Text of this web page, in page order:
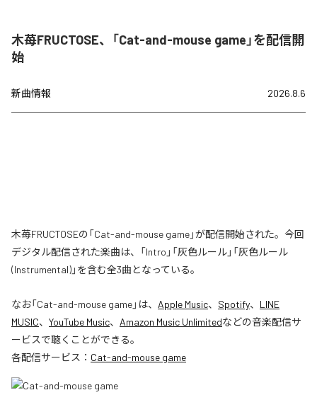
木苺FRUCTOSE、「Cat-and-mouse game」を配信開
始
新曲情報 2026.8.6
木苺FRUCTOSEの「Cat-and-mouse game」が配信開始された。今回
デジタル配信された楽曲は、「Intro」「灰色ルール」「灰色ルール
(Instrumental)」を含む全3曲となっている。
なお「Cat-and-mouse game」は、 Apple Music、 Spotify、 LINE
MUSIC、 YouTube Music、 Amazon Music Unlimitedなどの音楽配信サ
ービスで聴くことができる。
各配信サービス： Cat-and-mouse game